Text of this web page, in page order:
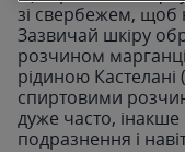
зі свербежем, щоб
Зазвичай шкіру
розчином
рідиною
спиртовими
дуже часто,
подразнення і